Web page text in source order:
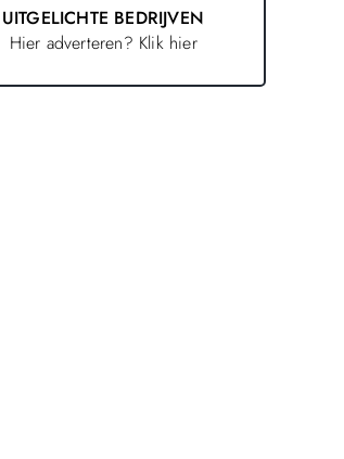
UITGELICHTE BEDRIJVEN
Hier adverteren? Klik hier